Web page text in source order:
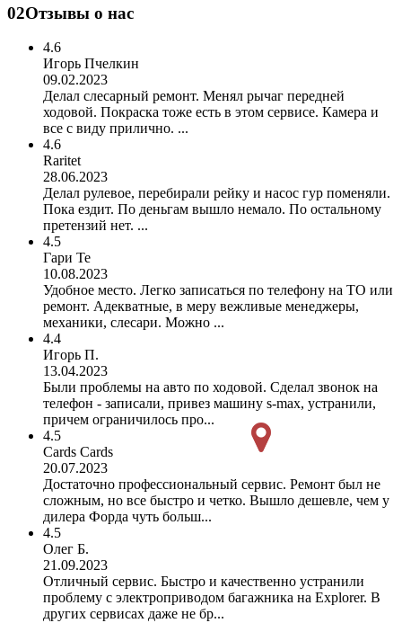
02Отзывы о нас
4.6
Игорь Пчелкин
09.02.2023
Делал слесарный ремонт. Менял рычаг передней
ходовой. Покраска тоже есть в этом сервисе. Камера и
все с виду прилично. ...
4.6
Raritet
28.06.2023
Делал рулевое, перебирали рейку и насос гур поменяли.
Пока ездит. По деньгам вышло немало. По остальному
претензий нет. ...
4.5
Гари Те
10.08.2023
Удобное место. Легко записаться по телефону на ТО или
ремонт. Адекватные, в меру вежливые менеджеры,
механики, слесари. Можно ...
4.4
Игорь П.
13.04.2023
Были проблемы на авто по ходовой. Сделал звонок на
телефон - записали, привез машину s-max, устранили,
причем ограничилось про...
4.5
Cards Cards
20.07.2023
Достаточно профессиональный сервис. Ремонт был не
сложным, но все быстро и четко. Вышло дешевле, чем у
дилера Форда чуть больш...
4.5
Олег Б.
21.09.2023
Отличный сервис. Быстро и качественно устранили
проблему с электроприводом багажника на Explorer. В
других сервисах даже не бр...